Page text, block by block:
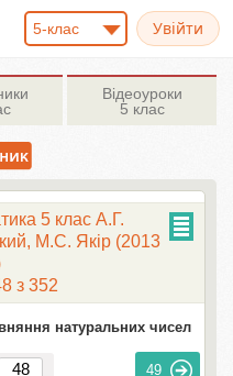
5-клас
Відеоуроки
5 клас
5 клас А.Г.
М.С. Якір (2013
з 352
натуральних чисел
49